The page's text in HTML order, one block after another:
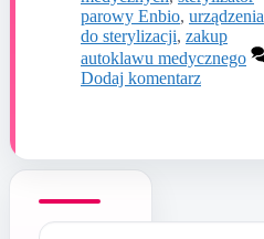
parowy Enbio, urządzenia
do sterylizacji, zakup
autoklawu medycznego
Dodaj komentarz
Szukaj: